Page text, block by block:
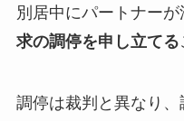
別居中にパートナーが
求の調停を申し立てる
調停は裁判と異なり